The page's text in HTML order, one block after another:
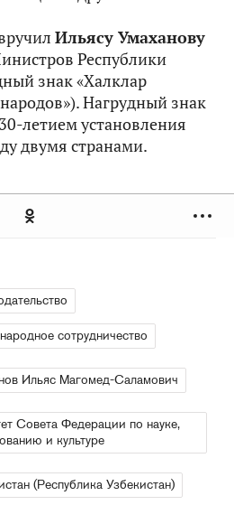
Ильясу Умаханову
Республики
знак «Халклар
Нагрудный знак
летием установления
двумя странами.
сотрудничество
Ильяс Магомед-Саламович
Совета Федерации по науке,
и культуре
(Республика Узбекистан)